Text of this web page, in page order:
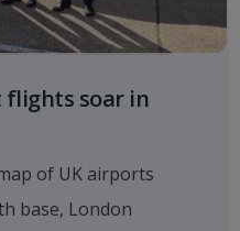
flights soar in
of UK airports
base, London